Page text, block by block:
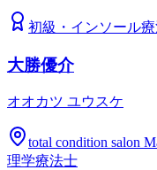
初級 ・ インソール
大勝優介
オオカツ ユウスケ
total condition salon
理学療法士